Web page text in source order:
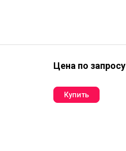
Цена по запросу